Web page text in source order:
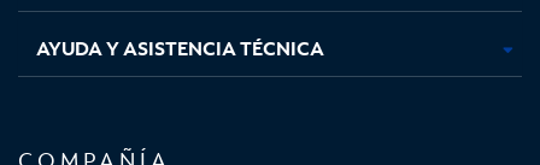
AYUDA Y ASISTENCIA TÉCNICA